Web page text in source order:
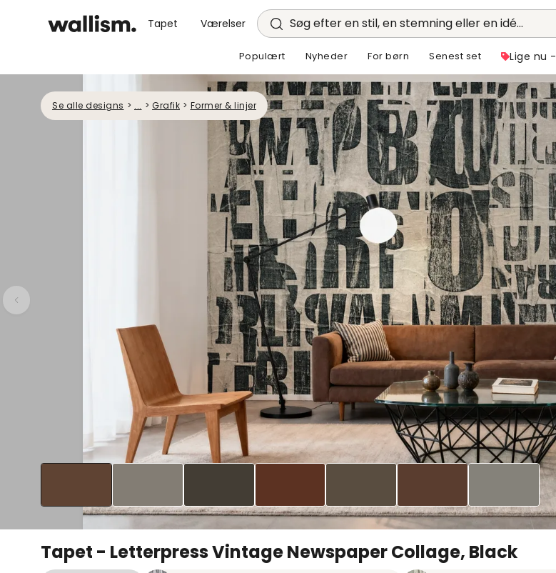
Tapet Værelser Søg efter en stil, en stemning eller en idé...
Populært Nyheder For børn Senest set Lige nu -
Se alle designs > ... > Grafik > Former & linjer
Tapet - Letterpress Vintage Newspaper Collage, Black